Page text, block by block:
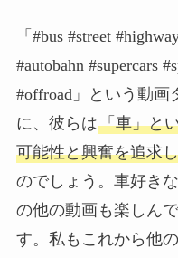
「#bus #street
#autobahn #supercars
#offroad」という動画
に、彼らは「車」と
可能性と興奮を追求
のでしょう。車好き
の他の動画も楽しん
す。私もこれから他